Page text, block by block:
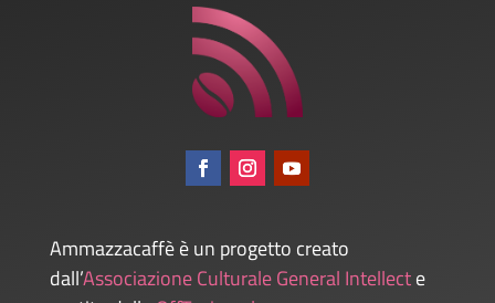
Ammazzacaffè è un progetto creato
dall’Associazione Culturale General Intellecte